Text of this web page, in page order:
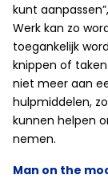
kunt
Werk kan zo
toegankelijk
knippen of
niet meer aan
hulpmiddelen,
kunnen helpen
nemen.
Man on the